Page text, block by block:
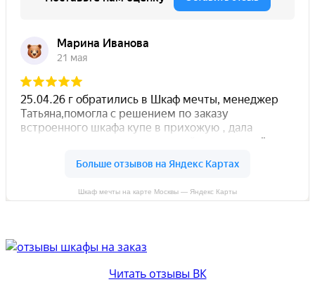
Шкаф мечты на карте Москвы — Яндекс Карты
Читать отзывы ВК